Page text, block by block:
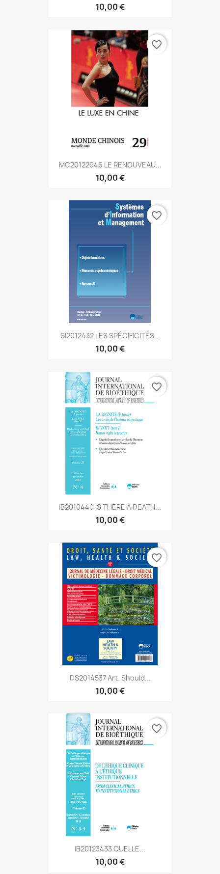
10,00 €
MC20122946 LE RENOUVEAU...
10,00 €
favorite_border
SI2012432 LES SPÉCIFICITÉS...
10,00 €
favorite_border
IB2010440 IS THERE A DEATH...
10,00 €
favorite_border
DS2014537 Art. Should...
10,00 €
favorite_border
IB20123433 QUELLE...
10,00 €
favorite_border